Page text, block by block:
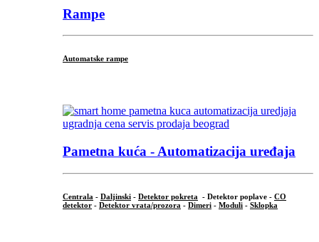
Rampe
Automatske rampe
Pametna kuća - Automatizacija uređaja
Centrala - Daljinski - Detektor pokreta - Detektor poplave - CO
detektor - Detektor vrata/prozora - Dimeri - Moduli - Sklopka